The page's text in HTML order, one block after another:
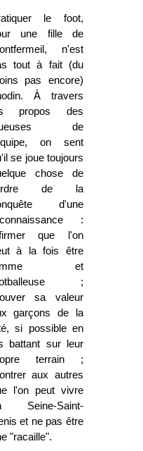
le foot,
une fille de
n'est
tout à fait (du
pas encore)
À travers
propos des
de
on sent
se joue toujours
chose de
de la
d'une
:
que l'on
à la fois être
et
;
sa valeur
garçons de la
si possible en
battant sur leur
terrain ;
aux autres
l'on peut vivre
Seine-Saint-
et ne pas être
"racaille".